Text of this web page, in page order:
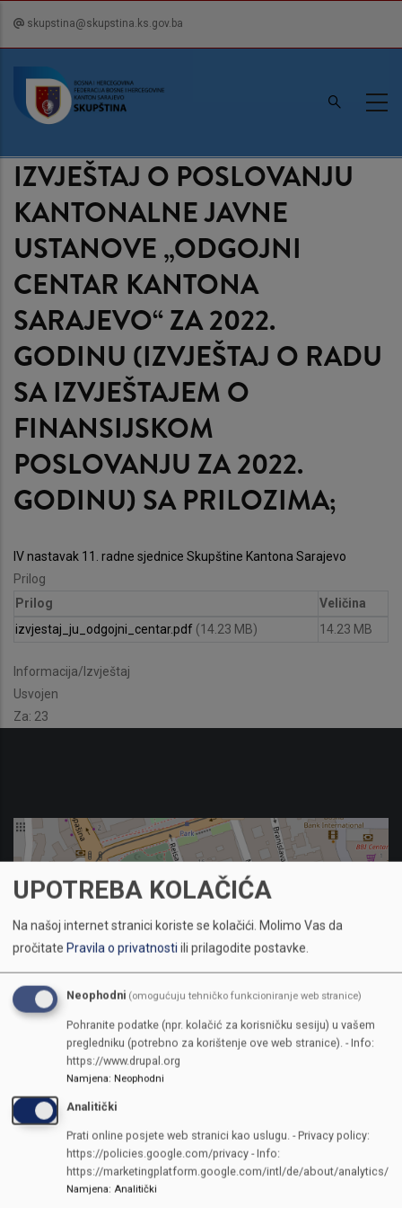
content
skupstina@skupstina.ks.gov.ba
IZVJEŠTAJ O POSLOVANJU
KANTONALNE JAVNE
USTANOVE „ODGOJNI
CENTAR KANTONA
SARAJEVO“ ZA 2022.
GODINU (IZVJEŠTAJ O RADU
SA IZVJEŠTAJEM O
FINANSIJSKOM
POSLOVANJU ZA 2022.
GODINU) SA PRILOZIMA;
IV nastavak 11. radne sjednice Skupštine Kantona Sarajevo
Prilog
Prilog
Veličina
izvjestaj_ju_odgojni_centar.pdf (14.23 MB) 14.23 MB
Informacija/Izvještaj
Usvojen
Za: 23
KONTAKTI
SKUPŠTINA
Adresa: Sarajevo, Reisa Džemaludina Čauševića 1
387 33 562-044
UPOTREBA KOLAČIĆA
Na našoj internet stranici koriste se kolačići. Molimo Vas da
pročitate Pravila o privatnostiili prilagodite postavke.
Neophodni (omogućuju tehničko funkcioniranje web stranice)
Pohranite podatke (npr. kolačić za korisničku sesiju) u vašem
pregledniku (potrebno za korištenje ove web stranice). - Info:
https://www.drupal.org
Namjena: Neophodni
Analitički
Prati online posjete web stranici kao uslugu. - Privacy policy:
https://policies.google.com/privacy - Info:
https://marketingplatform.google.com/intl/de/about/analytics/
Namjena: Analitički